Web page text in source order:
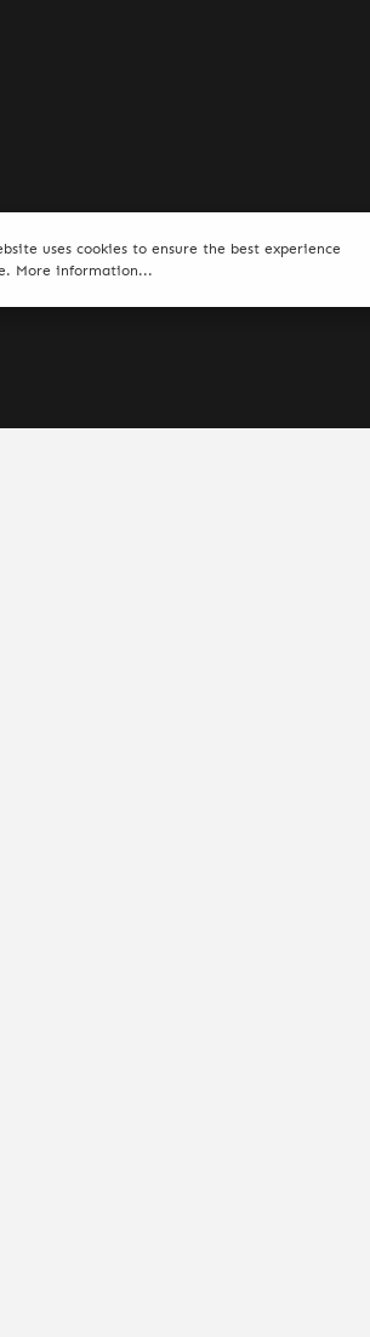
and do not miss any news or
uses cookies to ensure the best experience
More information...